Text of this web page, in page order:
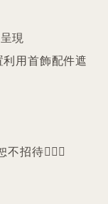
現
利用首飾配件遮
招待🙇🏻‍♀️